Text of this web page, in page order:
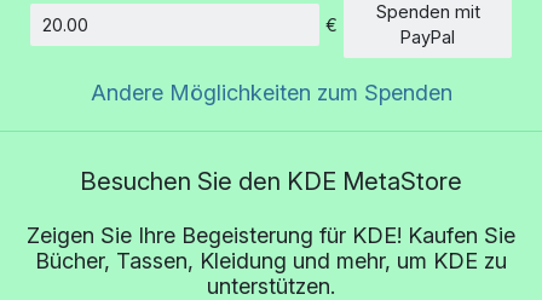
€
Spenden mit
PayPal
Andere Möglichkeiten zum Spenden
Besuchen Sie den KDE MetaStore
Zeigen Sie Ihre Begeisterung für KDE! Kaufen Sie
Bücher, Tassen, Kleidung und mehr, um KDE zu
unterstützen.